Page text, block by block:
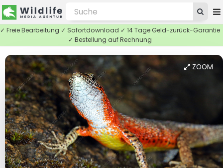
✓ Freie Bearbeitung ✓ Sofortdownload ✓ 14 Tage Geld-zurück-Garantie
✓ Bestellung auf Rechnung
ZOOM